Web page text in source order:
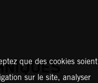
que des cookies soient
sur le site, analyser